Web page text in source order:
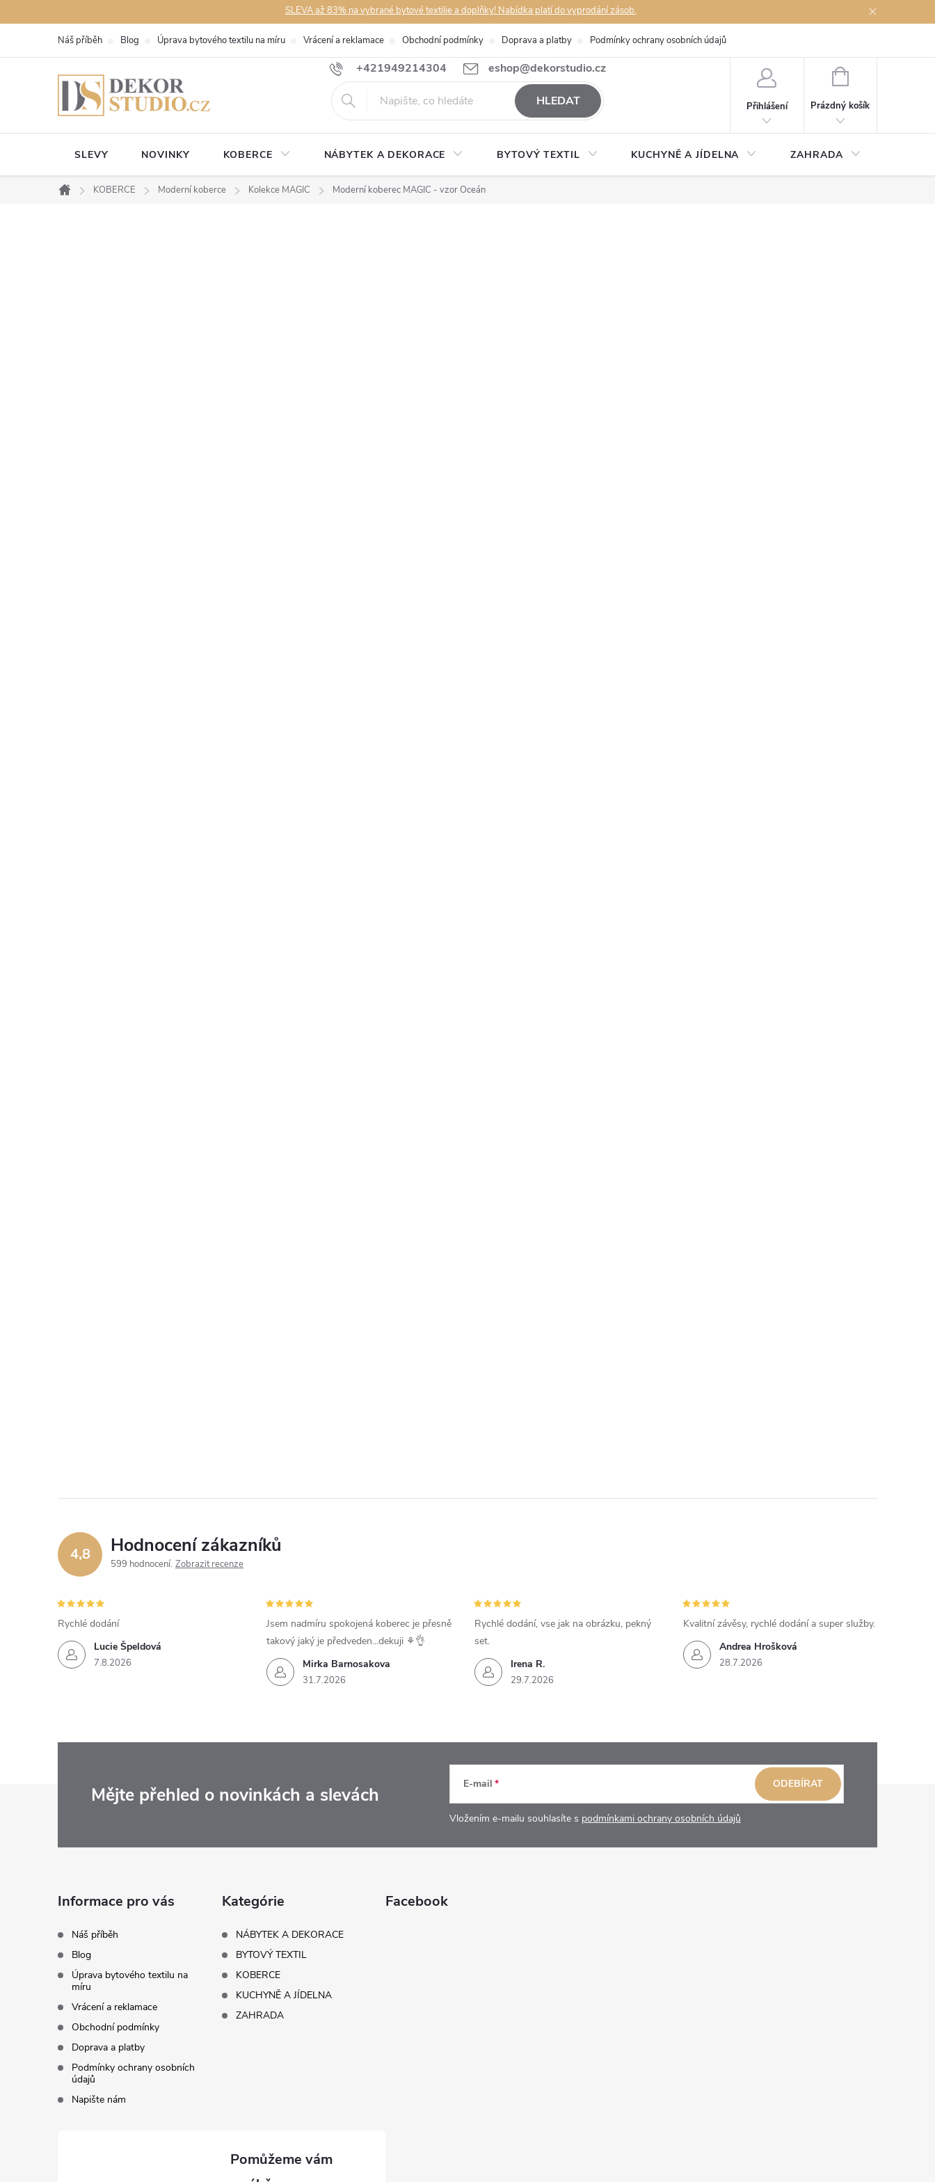
na
SLEVA až 83% na vybrané bytové textilie a doplňky! Nabídka platí do vyprodání zásob.
+421949214304 eshop@dekorstudio.cz
Náš příběh Blog Úprava bytového textilu na míru Vrácení a reklamace Obchodní podmínky Doprava a platby Podmínky ochrany osobních údajů
HLEDAT Přihlášení
NÁKUPNÍ
Prázdný košík
SLEVY NOVINKY KOBERCE NÁBYTEK A DEKORACE BYTOVÝ TEXTIL KUCHYNĚ A JÍDELNA ZAHRADA
Domů
KOBERCE Moderní koberce Kolekce MAGIC Moderní koberec MAGIC - vzor Oceán
4,8 Hodnocení zákazníků
599 hodnocení Zobrazit recenze
Lucie Špeldová
7.8.2026
Rychlé dodání
Mirka Barnosakova
31.7.2026
Jsem nadmíru spokojená koberec je přesně
takový jaký je předveden...dekuji ⚘️👌
Irena R.
29.7.2026
Rychlé dodání, vse jak na obrázku, pekný
set.
Andrea Hrošková
28.7.2026
Kvalitní závěsy, rychlé dodání a super služby.
Mějte přehled o novinkách a slevách E-mail
Vložením e-mailu souhlasíte s podmínkami ochrany osobních údajů
ODEBÍRAT
Informace pro vás
Náš příběh
Blog
Úprava bytového textilu na
míru
Vrácení a reklamace
Obchodní podmínky
Doprava a platby
Podmínky ochrany osobních
údajů
Napište nám
Kategórie
NÁBYTEK A DEKORACE
BYTOVÝ TEXTIL
KOBERCE
KUCHYNĚ A JÍDELNA
ZAHRADA
Facebook